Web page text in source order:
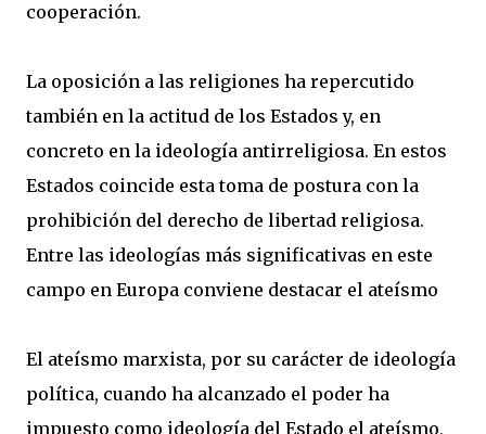
cooperación.
La oposición a las religiones ha repercutido
también en la actitud de los Estados y, en
concreto en la ideología antirreligiosa. En estos
Estados coincide esta toma de postura con la
prohibición del derecho de libertad religiosa.
Entre las ideologías más significativas en este
campo en Europa conviene destacar el ateísmo
El ateísmo marxista, por su carácter de ideología
política, cuando ha alcanzado el poder ha
impuesto como ideología del Estado el ateísmo,